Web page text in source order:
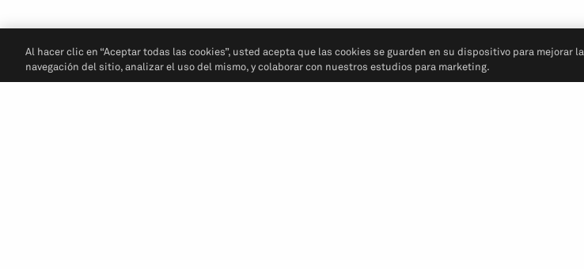
Al hacer clic en “Aceptar todas las cookies”, usted acepta que las cookies se guarden en su dispositivo para mejorar la
navegación del sitio, analizar el uso del mismo, y colaborar con nuestros estudios para marketing.